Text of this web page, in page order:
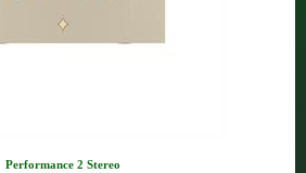
Performance 2 Stereo